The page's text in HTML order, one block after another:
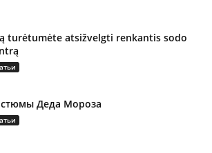
turėtumėte atsižvelgti renkantis sodo
Деда Мороза